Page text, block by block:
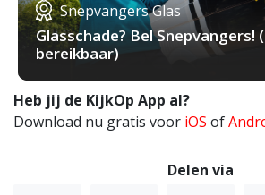
Snepvangers Glas
Glasschade? Bel Snepvangers!
bereikbaar)
Heb jij de KijkOp App al?
Download nu gratis voor iOS of
Delen via